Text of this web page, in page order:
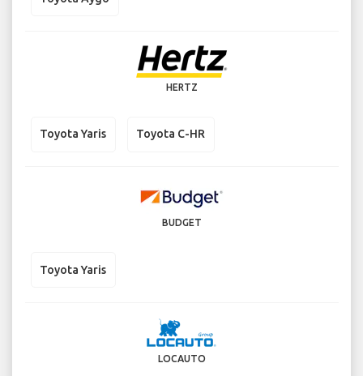
HERTZ
Toyota Yaris Toyota C-HR
BUDGET
Toyota Yaris
LOCAUTO